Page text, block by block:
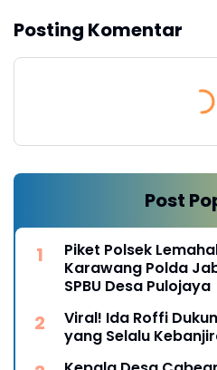
Posting Komentar
Post
Piket Polsek
Karawang Polda
SPBU Desa Pulojaya
Viral! Ida Roffi
yang Selalu